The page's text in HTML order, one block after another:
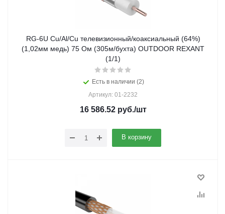
RG-6U Cu/Al/Cu телевизионный/коаксиальный (64%)
(1,02мм медь) 75 Ом (305м/бухта) OUTDOOR REXANT
(1/1)
Есть в наличии (2)
Артикул: 01-2232
16 586.52руб./шт
В корзину